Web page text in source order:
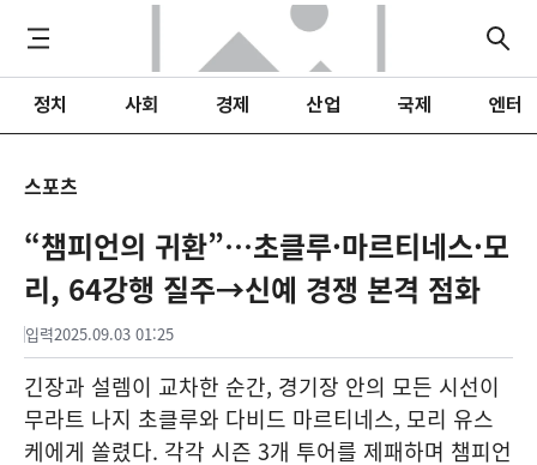
정치 사회 경제 산업 국제 엔터
스포츠
“챔피언의 귀환”…초클루·마르티네스·모
리, 64강행 질주→신예 경쟁 본격 점화
입력2025.09.03 01:25
긴장과 설렘이 교차한 순간, 경기장 안의 모든 시선이
무라트 나지 초클루와 다비드 마르티네스, 모리 유스
케에게 쏠렸다. 각각 시즌 3개 투어를 제패하며 챔피언